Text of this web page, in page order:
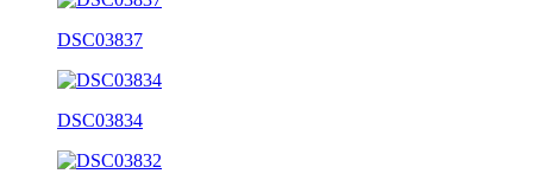
DSC03837
DSC03834